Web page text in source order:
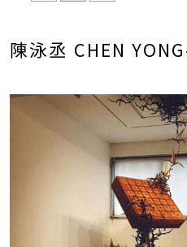
陳泳丞 CHEN